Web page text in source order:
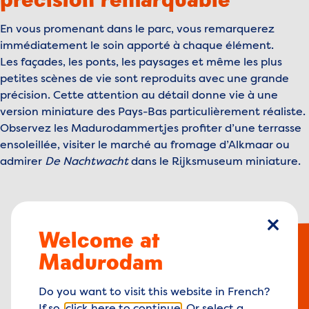
Une visite qui surprend aussi les adultes
Pourquoi visiter Madurodam ?
Facile à intégrer dans votre séjour
En vous promenant dans le parc, vous remarquerez
immédiatement le soin apporté à chaque élément.
Les façades, les ponts, les paysages et même les plus
petites scènes de vie sont reproduits avec une grande
précision. Cette attention au détail donne vie à une
version miniature des Pays-Bas particulièrement réaliste.
Observez les Madurodammertjes profiter d’une terrasse
ensoleillée, visiter le marché au fromage d’Alkmaar ou
admirer De Nachtwachtdans le Rijksmuseum miniature.
Madurodam rassemble les sites les
plus emblématiques du pays:
Mini-Rotterdam : découvrez
l’Euromast, l’Hôtel New York et les
fermer
Welcome at
Madurodam
Do you want to visit this website in French?